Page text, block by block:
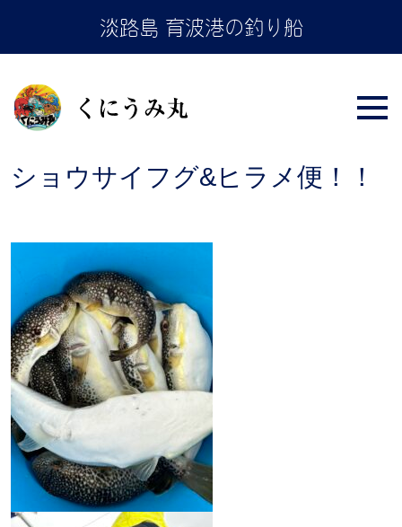
the
淡路島 育波港の釣り船
ショウサイフグ&ヒラメ便！！